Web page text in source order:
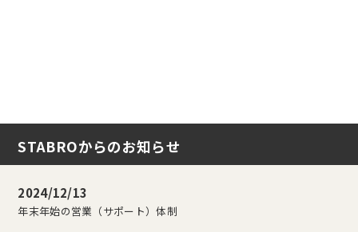
STABROからのお知らせ
2024/12/13
年末年始の営業（サポート）体制